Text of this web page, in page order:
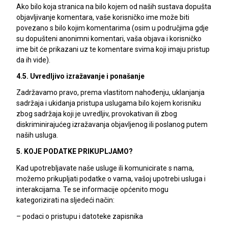
Ako bilo koja stranica na bilo kojem od naših sustava dopušta
objavljivanje komentara, vaše korisničko ime može biti
povezano s bilo kojim komentarima (osim u područjima gdje
su dopušteni anonimni komentari, vaša objava i korisničko
ime bit će prikazani uz te komentare svima koji imaju pristup
da ih vide).
4.5. Uvredljivo izražavanje i ponašanje
Zadržavamo pravo, prema vlastitom nahođenju, uklanjanja
sadržaja i ukidanja pristupa uslugama bilo kojem korisniku
zbog sadržaja koji je uvredljiv, provokativan ili zbog
diskriminirajućeg izražavanja objavljenog ili poslanog putem
naših usluga.
5. KOJE PODATKE PRIKUPLJAMO?
Kad upotrebljavate naše usluge ili komunicirate s nama,
možemo prikupljati podatke o vama, vašoj upotrebi usluga i
interakcijama. Te se informacije općenito mogu
kategorizirati na sljedeći način:
– podaci o pristupu i datoteke zapisnika